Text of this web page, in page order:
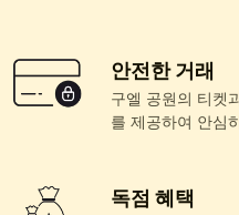
안전한 거래
구엘 공원의 티켓
를 제공하여 안심
독점 혜택